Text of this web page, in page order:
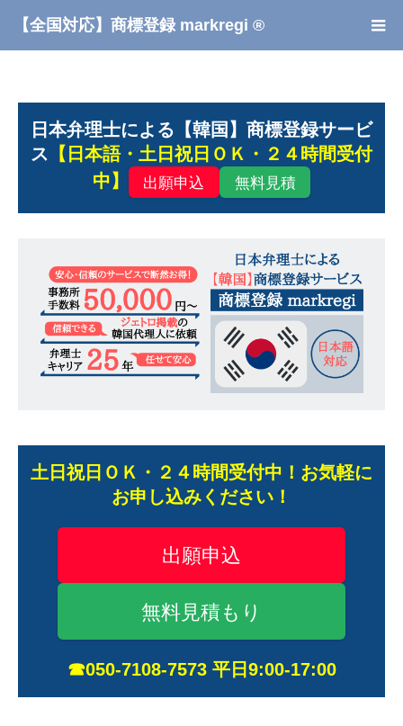
【全国対応】商標登録 markregi ®
日本弁理士による【韓国】商標登録サービ
ス 【日本語・土日祝日ＯＫ・２４時間受付
中】
出願申込 無料見積
土日祝日ＯＫ・２４時間受付中！お気軽に
お申し込みください！
出願申込
無料見積もり
☎050-7108-7573 平日9:00-17:00